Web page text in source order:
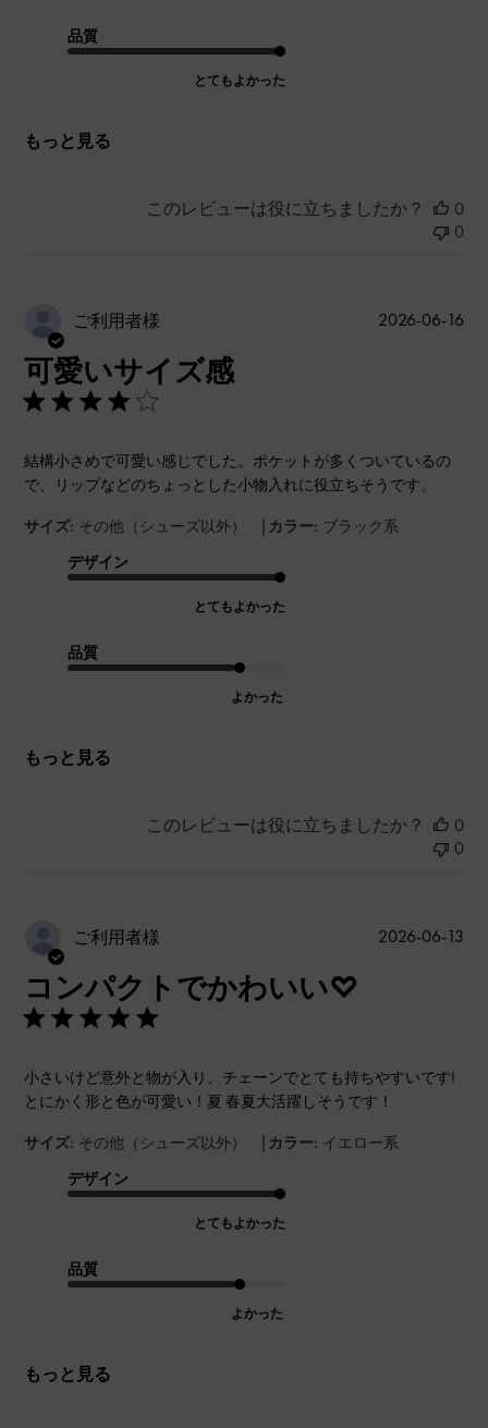
品質
とてもよかった
もっと見る
このレビューは役に立ちましたか？
0
0
ご利用者様
可愛いサイズ感
結構小さめで可愛い感じでした。ポケットが多くついているの
で、リップなどのちょっとした小物入れに役立ちそうです。
サイズ: その他（シューズ以外） | カラー: ブラック系
デザイン
とてもよかった
品質
よかった
もっと見る
公
2026-06-16
このレビューは役に立ちましたか？
0
0
ご利用者様
コンパクトでかわいい♡
小さいけど意外と物が入り、チェーンでとても持ちやすいです!
とにかく形と色が可愛い！夏 春夏大活躍しそうです！
サイズ: その他（シューズ以外） | カラー: イエロー系
デザイン
とてもよかった
品質
よかった
もっと見る
公
2026-06-13